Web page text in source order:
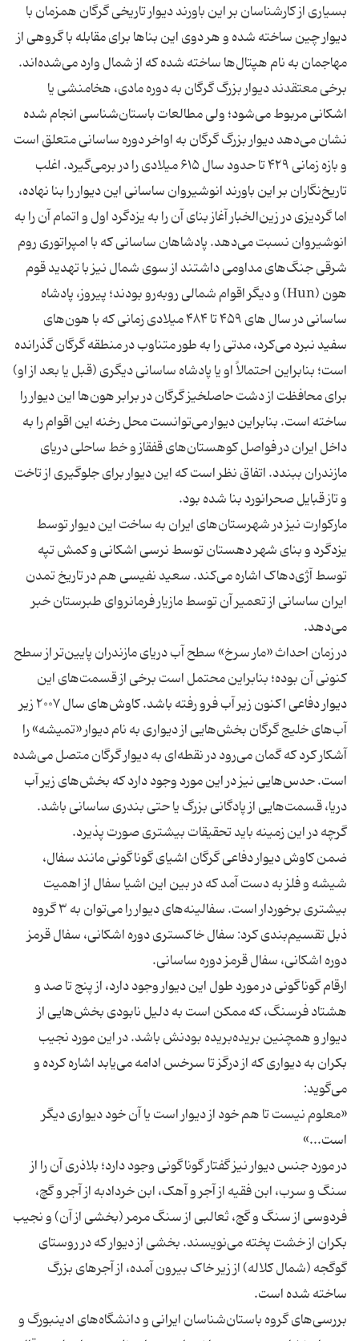
بسیاری از کارشناسان بر این باورند دیوار تاریخی گرگان همزمان با
دیوار چین ساخته شده و هر دوی این بناها برای مقابله با گروهی از
مهاجمان به نام هپتال‌ها ساخته شده که از شمال وارد می‌شده‌اند.
برخی معتقدند دیوار بزرگ گرگان به دوره‌ مادی، هخامنشی یا
اشكانی مربوط می‌شود؛ ولی مطالعات باستان‌شناسی انجام‌ شده
نشان می‌دهد دیوار بزرگ گرگان به اواخر دوره‌ ساسانی متعلق است
و بازه‌ زمانی ۴۲۹ تا حدود سال ۶۱۵ میلادی را در برمی‌گیرد. اغلب
تاریخ‌نگاران بر این باورند انوشیروان ساسانی این دیوار را بنا نهاده،
اما گردیزی در زین‌الخبار آغاز بنای آن را به یزدگرد اول و اتمام آن را به
انوشیروان نسبت می‌دهد. پادشاهان ساسانی که با امپراتوری روم
شرقی جنگ‌های مداومی داشتند از سوی شمال نیز با تهدید قوم
هون (Hun) و دیگر اقوام شمالی روبه‌رو بودند؛ پیروز، پادشاه
ساسانی در سال های ۴۵۹ تا ۴۸۴ میلادی زمانی که با هون‌های
سفید نبرد می‌کرد، مدتی را به طور متناوب در منطقه گرگان گذرانده
‌است؛ بنابراین احتمالاً او یا پادشاه ساسانی دیگری (قبل یا بعد از او)
برای محافظت از دشت حاصلخیز گرگان در برابر هون‌ها این دیوار را
ساخته ‌است. بنابراین دیوار می‌توانست محل رخنه این اقوام را به
داخل ایران در فواصل کوهستان‌های قفقاز و خط ساحلی دریای
مازندران ببندد. اتفاق نظر است که این دیوار برای جلوگیری از تاخت
مارکوارت نیز در شهرستان‌های ایران به ساخت این دیوار توسط
یزدگرد و بنای شهر دهستان توسط نرسی اشکانی و کمش تپه
توسط آژی‌دهاک اشاره می‌کند. سعید نفیسی هم در تاریخ تمدن
ایران ساسانی از تعمیر آن توسط مازیار فرمانروای طبرستان خبر
در زمان احداث «مار سرخ» سطح آب دریای مازندران پایین‌تر از سطح
کنونی آن بوده؛ بنابراین محتمل است برخی از قسمت‌های این
دیوار دفاعی اکنون زیر آب فرو رفته باشد. کاوش‌های سال ۲۰۰۷ زیر
آب‌های خلیج گرگان بخش‌هایی از دیواری به نام دیوار «تمیشه» را
آشکار کرد که گمان می‌رود در نقطه‌ای به دیوار گرگان متصل می‌شده
است. حدس‌هایی نیز در این مورد وجود دارد که بخش‌های زیر آب
دریا، قسمت‌هایی از پادگانی بزرگ یا حتی بندری ساسانی باشد.
ضمن کاوش دیوار دفاعی گرگان اشیای گوناگونی مانند سفال،
شیشه و فلز به دست آمد که در بین این اشیا سفال از اهمیت
بیشتری برخوردار است. سفالینه‌های دیوار را می‌توان به ۳ گروه
ذبل تقسیم‌بندی کرد: سفال خاکستری دوره اشکانی، سفال قرمز
ارقام گوناگونی در مورد طول این دیوار وجود دارد، از پنج تا صد و
هشتاد فرسنگ، که ممکن است به دلیل نابودی بخش‌هایی از
دیوار و همچنین بریده‌بریده بودنش باشد. در این مورد نجیب
بکران به دیواری که از درگز تا سرخس ادامه می‌یابد اشاره کرده و
«معلوم نیست تا هم خود از دیوار است یا آن خود دیواری دیگر
در مورد جنس دیوار نیز گفتار گوناگونی وجود دارد؛ بلاذری آن را از
سنگ و سرب، ابن فقیه از آجر و آهک، ابن خردادبه از آجر و گچ،
فردوسی از سنگ و گچ، ثعالبی از سنگ مرمر (بخشی از آن) و نجیب
بکران از خشت پخته می‌نویسند. بخشی از دیوار که در روستای
گوگجه (شمال کلاله) از زیر خاک بیرون آمده، از آجرهای بزرگ
بررسی‌های گروه باستان‌شناسان ایرانی و دانشگاه‌های ادینبورگ و